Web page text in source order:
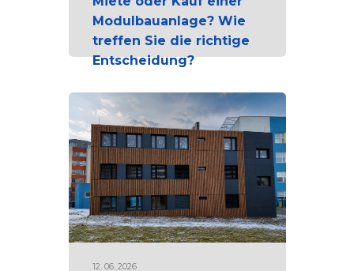
Modulbauanlage? Wie
treffen Sie die richtige
Entscheidung?
12. 06. 2026